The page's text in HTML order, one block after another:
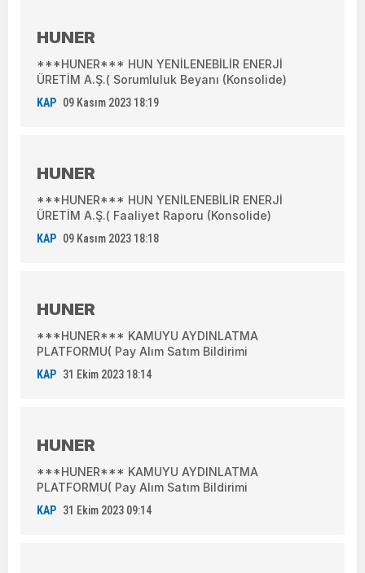
HUNER
***HUNER*** HUN YENİLENEBİLİR ENERJİ
ÜRETİM A.Ş.( Sorumluluk Beyanı (Konsolide)
KAP 09 Kasım 2023 18:19
HUNER
***HUNER*** HUN YENİLENEBİLİR ENERJİ
ÜRETİM A.Ş.( Faaliyet Raporu (Konsolide)
KAP 09 Kasım 2023 18:18
HUNER
***HUNER*** KAMUYU AYDINLATMA
PLATFORMU( Pay Alım Satım Bildirimi
KAP 31 Ekim 2023 18:14
HUNER
***HUNER*** KAMUYU AYDINLATMA
PLATFORMU( Pay Alım Satım Bildirimi
KAP 31 Ekim 2023 09:14